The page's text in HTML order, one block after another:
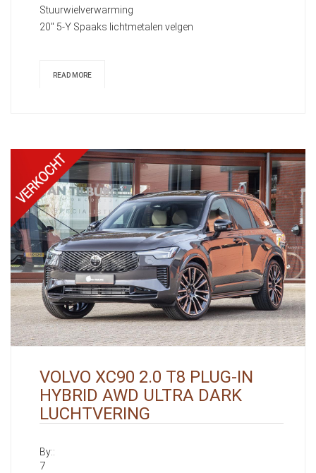
Stuurwielverwarming
20" 5-Y Spaaks lichtmetalen velgen
READ MORE
VOLVO XC90 2.0 T8 PLUG-IN
HYBRID AWD ULTRA DARK
LUCHTVERING
By::
7